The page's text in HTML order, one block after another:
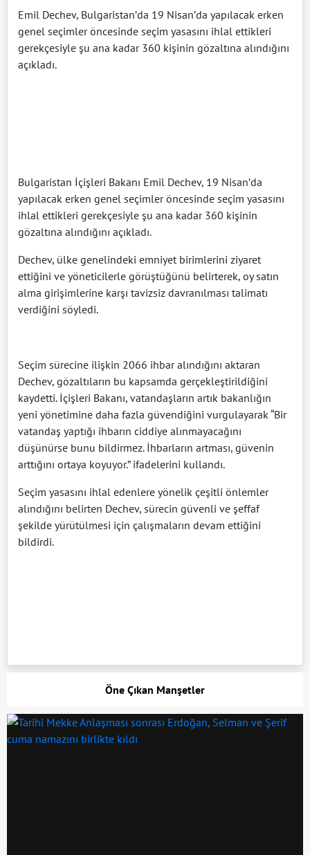
Emil Dechev, Bulgaristan’da 19 Nisan’da yapılacak erken
genel seçimler öncesinde seçim yasasını ihlal ettikleri
gerekçesiyle şu ana kadar 360 kişinin gözaltına alındığını
açıkladı.
Bulgaristan İçişleri Bakanı Emil Dechev, 19 Nisan’da
yapılacak erken genel seçimler öncesinde seçim yasasını
ihlal ettikleri gerekçesiyle şu ana kadar 360 kişinin
gözaltına alındığını açıkladı.
Dechev, ülke genelindeki emniyet birimlerini ziyaret
ettiğini ve yöneticilerle görüştüğünü belirterek, oy satın
alma girişimlerine karşı tavizsiz davranılması talimatı
verdiğini söyledi.
Seçim sürecine ilişkin 2066 ihbar alındığını aktaran
Dechev, gözaltıların bu kapsamda gerçekleştirildiğini
kaydetti. İçişleri Bakanı, vatandaşların artık bakanlığın
yeni yönetimine daha fazla güvendiğini vurgulayarak “Bir
vatandaş yaptığı ihbarın ciddiye alınmayacağını
düşünürse bunu bildirmez. İhbarların artması, güvenin
arttığını ortaya koyuyor.” ifadelerini kullandı.
Seçim yasasını ihlal edenlere yönelik çeşitli önlemler
alındığını belirten Dechev, sürecin güvenli ve şeffaf
şekilde yürütülmesi için çalışmaların devam ettiğini
bildirdi.
Öne Çıkan Manşetler